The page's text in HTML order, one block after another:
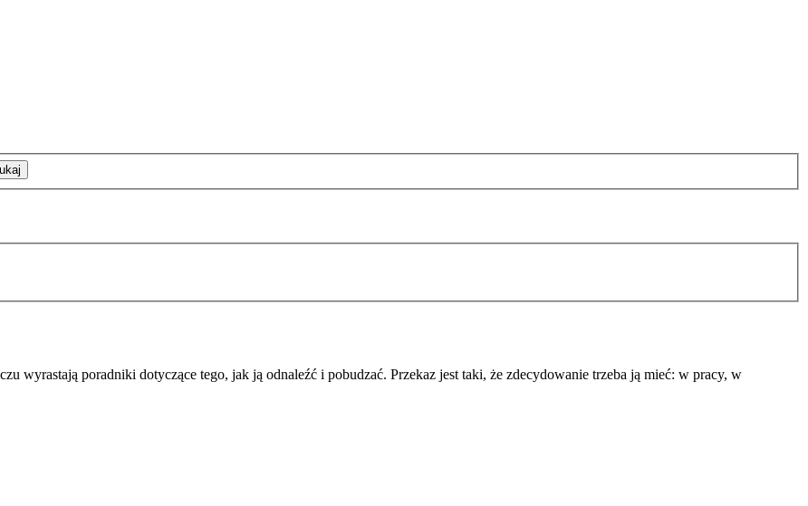
wyrastają poradniki dotyczące tego, jak ją odnaleźć i pobudzać. Przekaz jest taki, że zdecydowanie trzeba ją mieć: w pracy, w